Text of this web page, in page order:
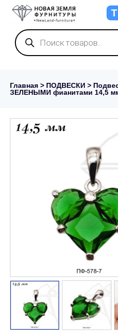
Т
Поиск
товаров
Главная > ПОДВЕСКИ >
ЗЕЛЕНЫМИ фианитами 14,5